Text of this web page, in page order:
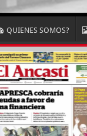
QUIENES SOMOS?